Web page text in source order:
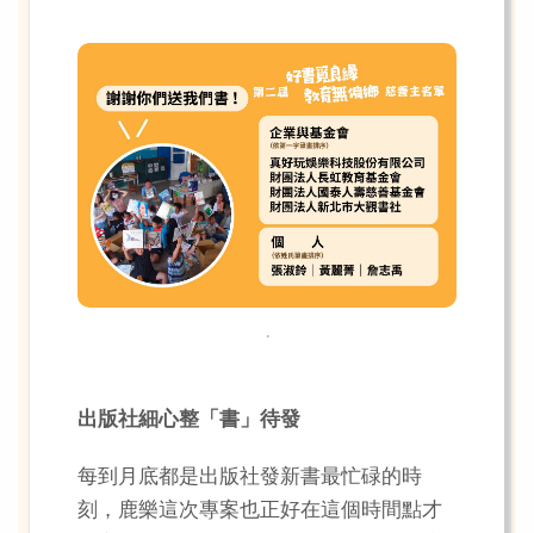
.
出版社細心整「書」待發
每到月底都是出版社發新書最忙碌的時
刻，鹿樂這次專案也正好在這個時間點才